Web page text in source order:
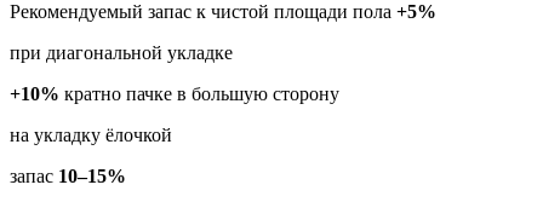
Рекомендуемый запас к чистой площади пола +5%
при диагональной укладке
+10% кратно пачке в большую сторону
на укладку ёлочкой
запас 10–15%